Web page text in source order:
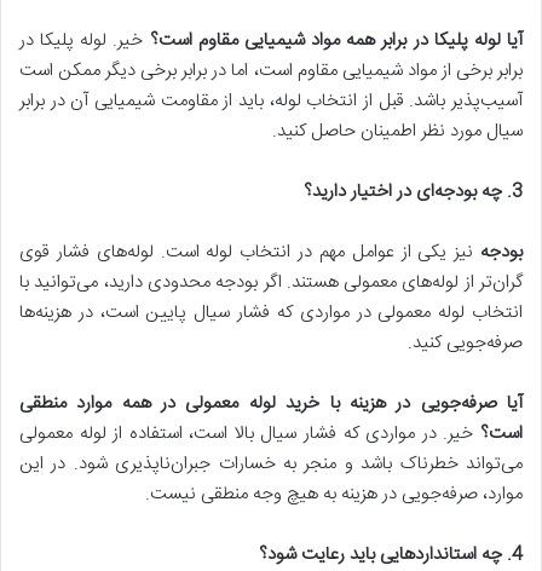
آیا لوله پلیکا در برابر همه مواد شیمیایی مقاوم است؟ خیر. لوله پلیکا در
برابر برخی از مواد شیمیایی مقاوم است، اما در برابر برخی دیگر ممکن است
آسیب‌پذیر باشد. قبل از انتخاب لوله، باید از مقاومت شیمیایی آن در برابر
سیال مورد نظر اطمینان حاصل کنید.
3. چه بودجه‌ای در اختیار دارید؟
بودجه نیز یکی از عوامل مهم در انتخاب لوله است. لوله‌های فشار قوی
گران‌تر از لوله‌های معمولی هستند. اگر بودجه محدودی دارید، می‌توانید با
انتخاب لوله معمولی در مواردی که فشار سیال پایین است، در هزینه‌ها
صرفه‌جویی کنید.
آیا صرفه‌جویی در هزینه با خرید لوله معمولی در همه موارد منطقی
است؟ خیر. در مواردی که فشار سیال بالا است، استفاده از لوله معمولی
می‌تواند خطرناک باشد و منجر به خسارات جبران‌ناپذیری شود. در این
موارد، صرفه‌جویی در هزینه به هیچ وجه منطقی نیست.
4. چه استانداردهایی باید رعایت شود؟